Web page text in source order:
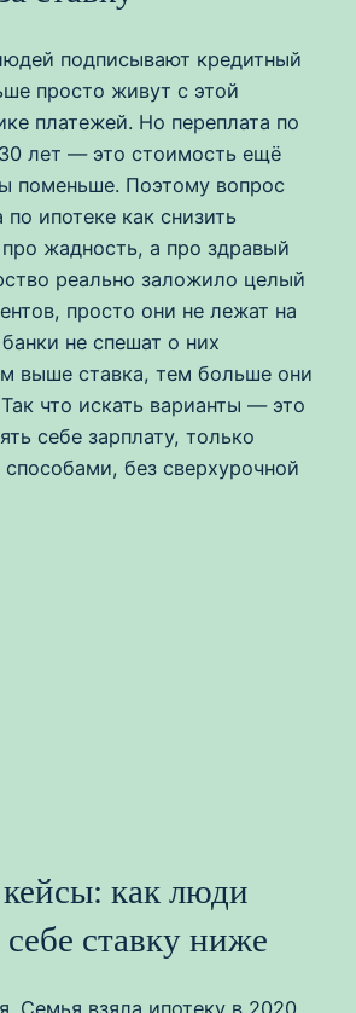
подписывают кредитный
просто живут с этой
платежей. Но переплата по
лет — это стоимость ещё
поменьше. Поэтому вопрос
ипотеке как снизить
жадность, а про здравый
реально заложило целый
просто они не лежат на
не спешат о них
выше ставка, тем больше они
что искать варианты — это
себе зарплату, только
без сверхурочной
как люди
ставку ниже